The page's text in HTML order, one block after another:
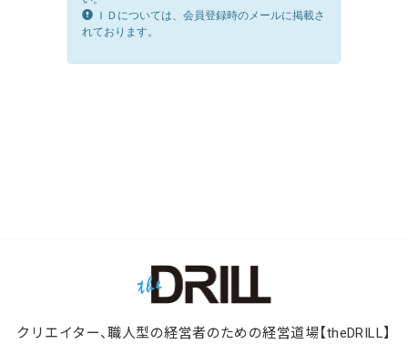
クリエイター、職人型の経営者のための経営道場【theDRILL】